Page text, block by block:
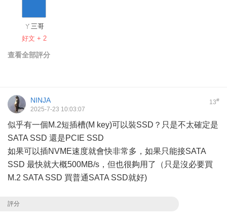
ㄚ三哥
好文 + 2
查看全部評分
13#
NINJA
2025-7-23 10:03:07
似乎有一個M.2短插槽(M key)可以裝SSD？只是不太確定是
SATA SSD 還是PCIE SSD
如果可以插NVME速度就會快非常多，如果只能接SATA
SSD 最快就大概500MB/s，但也很夠用了（只是沒必要買
M.2 SATA SSD 買普通SATA SSD就好)
評分